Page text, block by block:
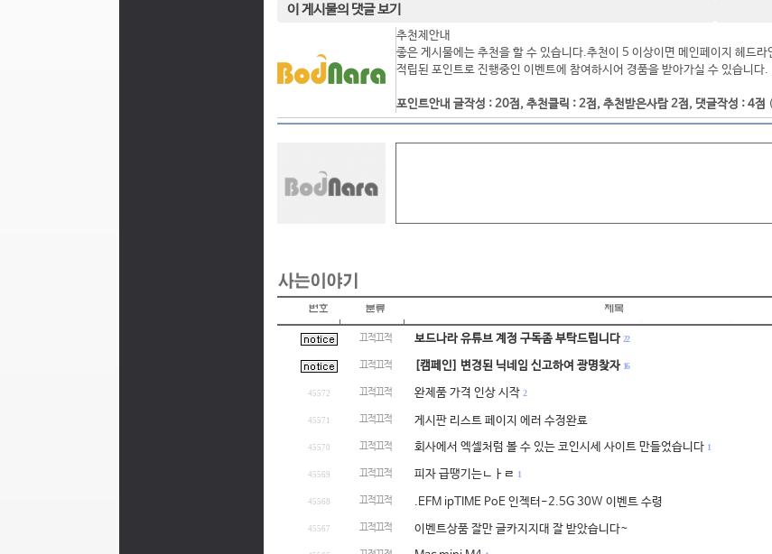
이 게시물의 댓글 보기
추천제안내
좋은 게시물에는 추천을 할 수 있습니다.추천이 5 이상이면 메인페이지 헤드
적립된 포인트로 진행중인 이벤트에 참여하시어 경품을 받아가실 수 있습니다.
포인트안내 글작성 : 20점, 추천클릭 : 2점, 추천받은사람 2점, 댓글작성 : 4점
끄적끄적 보드나라 유튜브 계정 구독좀 부탁드립니다 22
끄적끄적 [캠페인] 변경된 닉네임 신고하여 광명찾자 16
45572 끄적끄적 완제품 가격 인상 시작 2
45571 끄적끄적 게시판 리스트 페이지 에러 수정완료
45570 끄적끄적 회사에서 엑셀처럼 볼 수 있는 코인시세 사이트 만들었습니다 1
45569 끄적끄적 피자 급땡기는ㄴㅏㄹ 1
45568 끄적끄적 .EFM ipTIME PoE 인젝터-2.5G 30W 이벤트 수령
45567 끄적끄적 이벤트상품 잘만 글카지지대 잘 받았습니다~